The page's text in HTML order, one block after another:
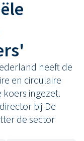
heeft de
en circulaire
ingezet.
bij De
de sector